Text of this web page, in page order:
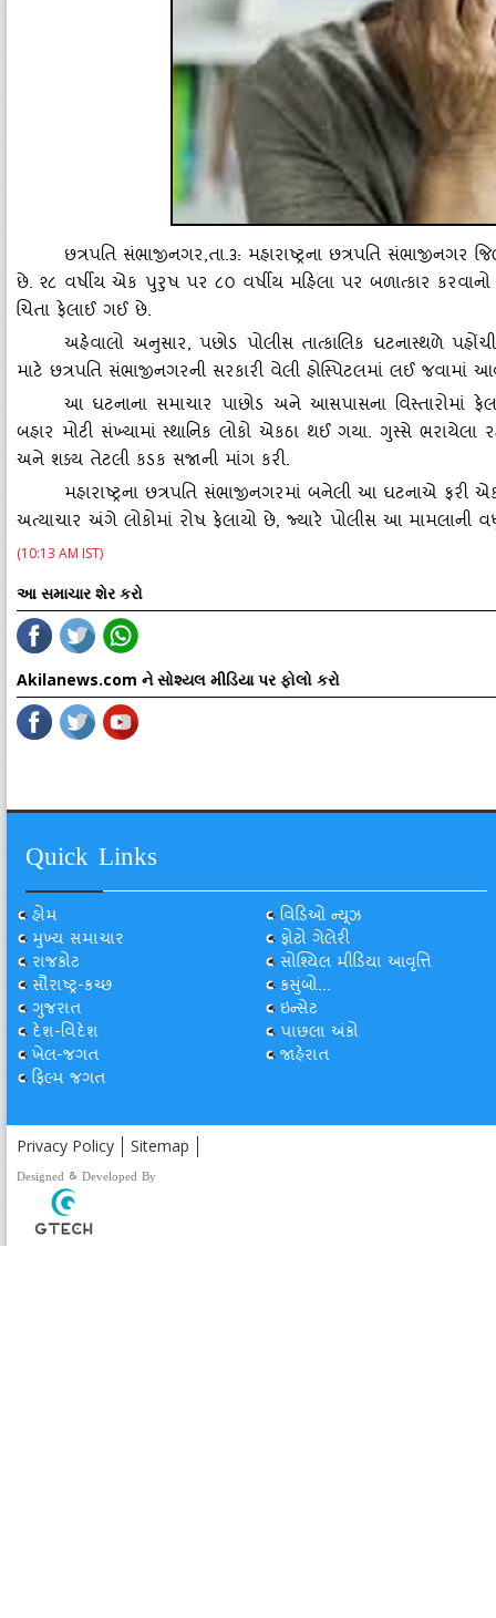
છત્રપતિ સંભાજીનગર,તા.૩: મહારાષ્ટ્રના છત્રપતિ
છે. ૨૮ વર્ષીય એક પુરુષ પર ૮૦ વર્ષીય મહિલા પર બળાત્‍કાર
ચિતા ફેલાઈ ગઈ છે.
અહેવાલો અનુસાર, પછોડ પોલીસ તાત્‍કાલિક ઘટનાસ્‍થળે
માટે છત્રપતિ સંભાજીનગરની સરકારી વેલી હોસ્‍પિટલમાં લઈ જવામાં
આ ઘટનાના સમાચાર પાછોડ અને આસપાસના વિસ્‍તારોમાં
બહાર મોટી સંખ્‍યામાં સ્‍થાનિક લોકો એકઠા થઈ ગયા. ગુસ્‍સે
અને શક્‍ય તેટલી કડક સજાની માંગ કરી.
મહારાષ્ટ્રના છત્રપતિ સંભાજીનગરમાં બનેલી આ ઘટનાએ
અત્‍યાચાર અંગે લોકોમાં રોષ ફેલાયો છે, જ્‍યારે પોલીસ આ મામલાની
(10:13 AM IST)
આ સમાચાર શેર કરો
Akilanews.com ને સોશ્યલ મીડિયા પર ફોલો કરો
Quick Links
હોમ
મુખ્ય સમાચાર
રાજકોટ
સૌરાષ્ટ્ર-કચ્છ
ગુજરાત
દેશ-વિદેશ
ખેલ-જગત
ફિલ્મ જગત
વિડિઓ ન્યૂઝ
ફોટો ગેલેરી
સોશ્યિલ મીડિયા આવૃત્તિ
કસુંબો...
ઇન્સેટ
પાછલા અંકો
જાહેરાત
Privacy Policy Sitemap
Designed & Developed By